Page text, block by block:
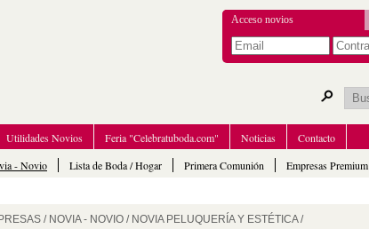
Acceso novios
- Novio Lista de Boda / Hogar Primera Comunión Empresas Premium
Utilidades Novios Feria "Celebratuboda.com" Noticias Contacto
/ NOVIA - NOVIO / NOVIA PELUQUERÍA Y ESTÉTICA/